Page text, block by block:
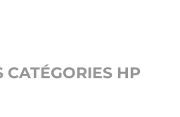
CATÉGORIES HP